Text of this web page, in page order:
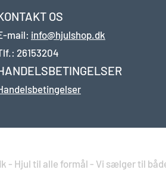
OS
mail: info@hjulshop.dk
26153204
- Hjul til alle formål - Vi sælger til